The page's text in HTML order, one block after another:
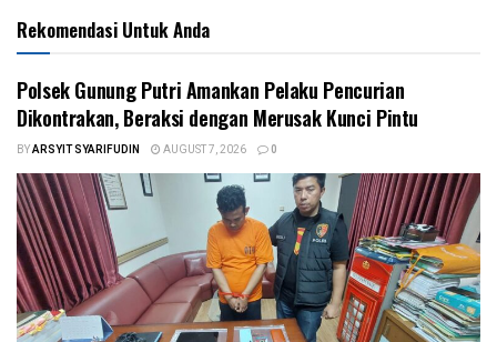
Rekomendasi Untuk Anda
Polsek Gunung Putri Amankan Pelaku Pencurian
Dikontrakan, Beraksi dengan Merusak Kunci Pintu
BYARSYIT SYARIFUDIN AUGUST 7, 2026 0